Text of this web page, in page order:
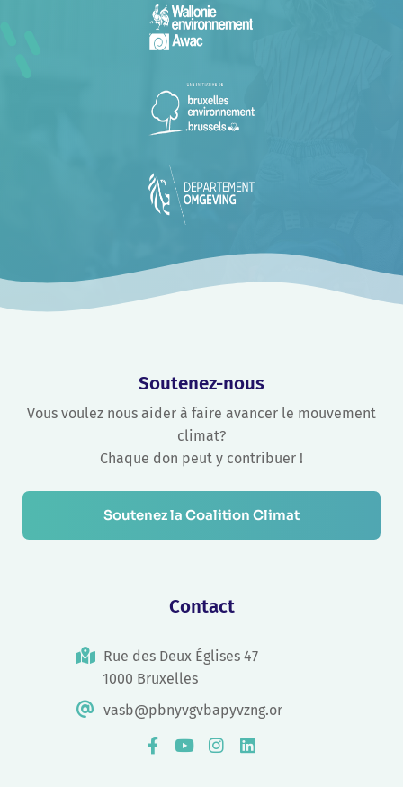
Soutenez-nous
Vous voulez nous aider à faire avancer le mouvement
climat?
Chaque don peut y contribuer !
Soutenez la Coalition Climat
Contact
Rue des Deux Églises 47
1000 Bruxelles
vasb@pbnyvgvbapyvzng.or